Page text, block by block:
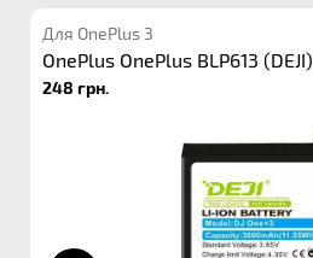
Для OnePlus 3
OnePlus OnePlus BLP613 (DEJI)
248 грн.